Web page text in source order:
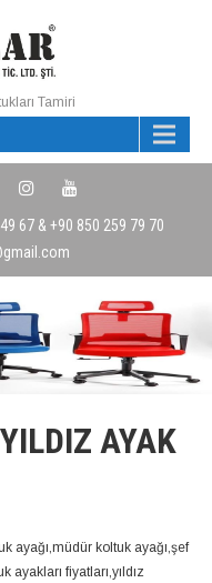
Tamiri
67 & +90 850 259 79 70
AYAK
ayağı,müdür koltuk ayağı,şef
ayakları fiyatları,yıldız